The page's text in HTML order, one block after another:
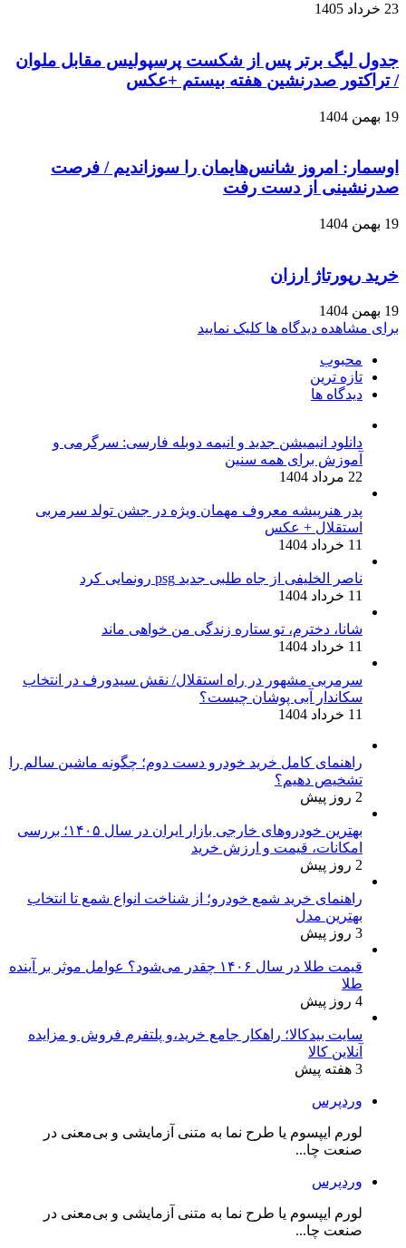
23 خرداد 1405
جدول لیگ برتر پس از شکست پرسپولیس مقابل ملوان
/ تراکتور صدرنشین هفته بیستم +عکس
19 بهمن 1404
اوسمار: امروز شانس‌هایمان را سوزاندیم / فرصت
صدرنشینی از دست رفت
19 بهمن 1404
خرید رپورتاژ ارزان
19 بهمن 1404
برای مشاهده دیدگاه ها کلیک نمایید
محبوب
تازه ترین
دیدگاه ها
دانلود انیمیشن جدید و انیمه دوبله فارسی: سرگرمی و
آموزش برای همه سنین
22 مرداد 1404
پدر هنرپیشه معروف مهمان ویژه در جشن تولد سرمربی
استقلال + عکس
11 خرداد 1404
ناصر الخلیفی از جاه طلبی جدید psg رونمایی کرد
11 خرداد 1404
شانا، دخترم، تو ستاره زندگی من خواهی ماند
11 خرداد 1404
سرمربی مشهور در راه استقلال/ نقش سیدورف در انتخاب
سکاندار آبی پوشان چیست؟
11 خرداد 1404
راهنمای کامل خرید خودرو دست دوم؛ چگونه ماشین سالم را
تشخیص دهیم؟
2 روز پیش
بهترین خودروهای خارجی بازار ایران در سال ۱۴۰۵؛ بررسی
امکانات، قیمت و ارزش خرید
2 روز پیش
راهنمای خرید شمع خودرو؛ از شناخت انواع شمع تا انتخاب
بهترین مدل
3 روز پیش
قیمت طلا در سال ۱۴۰۶ چقدر می‌شود؟ عوامل موثر بر آینده
طلا
4 روز پیش
سایت بیدکالا؛ راهکار جامع خرید،و پلتفرم فروش و مزایده
آنلاین کالا
3 هفته پیش
وردپرس
لورم ایپسوم یا طرح‌ نما به متنی آزمایشی و بی‌معنی در
صنعت چا...
وردپرس
لورم ایپسوم یا طرح‌ نما به متنی آزمایشی و بی‌معنی در
صنعت چا...